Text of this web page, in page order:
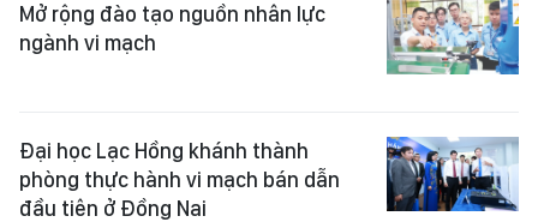
Mở rộng đào tạo nguồn nhân lực
ngành vi mạch
Đại học Lạc Hồng khánh thành
phòng thực hành vi mạch bán dẫn
đầu tiên ở Đồng Nai